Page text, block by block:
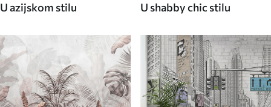
U azijskom stilu U shabby chic stilu